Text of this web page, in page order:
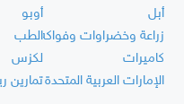
أبل
أوبو
زراعة وخضراوات وفواكهالطب
كاميرات
لكزس
الإمارات العربية المتحدةتمارين